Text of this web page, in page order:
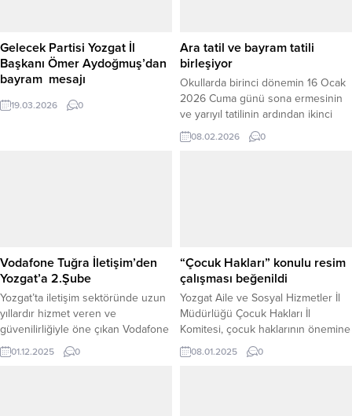
Gelecek Partisi Yozgat İl
Başkanı Ömer Aydoğmuş’dan
bayram mesajı
19.03.2026 0
Ara tatil ve bayram tatili
birleşiyor
Okullarda birinci dönemin 16 Ocak
2026 Cuma günü sona ermesinin
ve yarıyıl tatilinin ardından ikinci
dönemin başlamasıyla birlikte
gözler bahar dönemi takvimine
birinci...
08.02.2026 0
Vodafone Tuğra İletişim’den
Yozgat’a 2.Şube
Yozgat’ta iletişim sektöründe uzun
yıllardır hizmet veren ve
güvenilirliğiyle öne çıkan Vodafone
Tuğra İletişim, büyüme yolculuğuna
yeni bir adım daha ekliyor. Firma,
01.12.2025 0
“Çocuk Hakları” konulu resim
çalışması beğenildi
Yozgat Aile ve Sosyal Hizmetler İl
Müdürlüğü Çocuk Hakları İl
Komitesi, çocuk haklarının önemine
dikkat çekmek ve toplumsal
farkındalık oluşturmak amacıyla
08.01.2025 0